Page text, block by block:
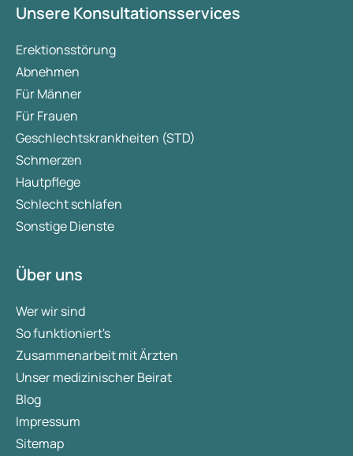
Unsere Konsultationsservices
Erektionsstörung
Abnehmen
Für Männer
Für Frauen
Geschlechtskrankheiten (STD)
Schmerzen
Hautpflege
Schlecht schlafen
Sonstige Dienste
Über uns
Wer wir sind
So funktioniert's
Zusammenarbeit mit Ärzten
Unser medizinischer Beirat
Blog
Impressum
Sitemap